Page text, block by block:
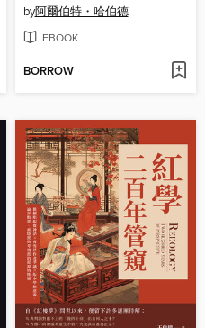
by阿爾伯特・哈伯德
EBOOK
BORROW